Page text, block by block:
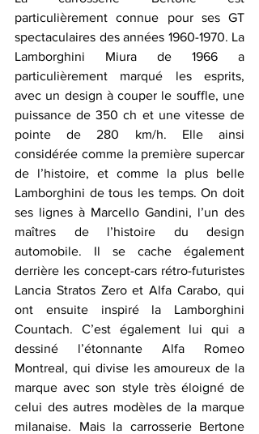
particulièrement connue pour ses GT
spectaculaires des années 1960-1970. La
Lamborghini Miura de 1966 a
particulièrement marqué les esprits,
avec un design à couper le souffle, une
puissance de 350 ch et une vitesse de
pointe de 280 km/h. Elle ainsi
considérée comme la première supercar
de l’histoire, et comme la plus belle
Lamborghini de tous les temps. On doit
ses lignes à Marcello Gandini, l’un des
maîtres de l’histoire du design
automobile. Il se cache également
derrière les concept-cars rétro-futuristes
Lancia Stratos Zero et Alfa Carabo, qui
ont ensuite inspiré la Lamborghini
Countach. C’est également lui qui a
dessiné l’étonnante Alfa Romeo
Montreal, qui divise les amoureux de la
marque avec son style très éloigné de
celui des autres modèles de la marque
milanaise. Mais la carrosserie Bertone